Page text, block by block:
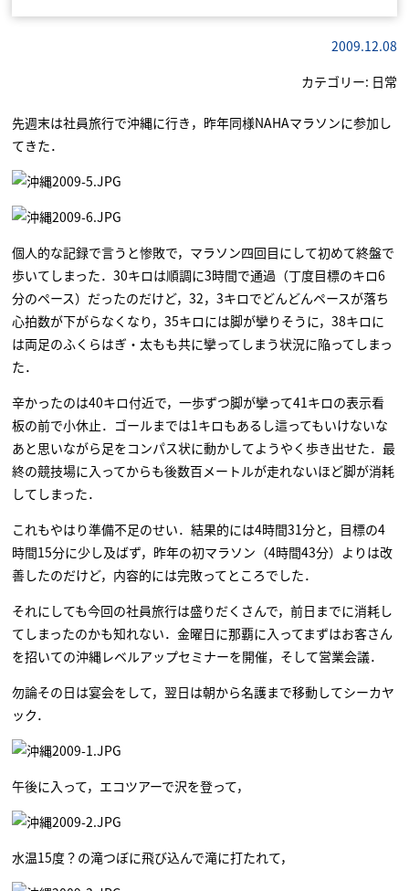
2009.12.08
カテゴリー: 日常
先週末は社員旅行で沖縄に行き，昨年同様NAHAマラソンに参加し
てきた．
個人的な記録で言うと惨敗で，マラソン四回目にして初めて終盤で
歩いてしまった．30キロは順調に3時間で通過（丁度目標のキロ6
分のペース）だったのだけど，32，3キロでどんどんペースが落ち
心拍数が下がらなくなり，35キロには脚が攣りそうに，38キロに
は両足のふくらはぎ・太もも共に攣ってしまう状況に陥ってしまっ
た．
辛かったのは40キロ付近で，一歩ずつ脚が攣って41キロの表示看
板の前で小休止．ゴールまでは1キロもあるし這ってもいけないな
あと思いながら足をコンパス状に動かしてようやく歩き出せた．最
終の競技場に入ってからも後数百メートルが走れないほど脚が消耗
してしまった．
これもやはり準備不足のせい．結果的には4時間31分と，目標の4
時間15分に少し及ばず，昨年の初マラソン（4時間43分）よりは改
善したのだけど，内容的には完敗ってところでした．
それにしても今回の社員旅行は盛りだくさんで，前日までに消耗し
てしまったのかも知れない．金曜日に那覇に入ってまずはお客さん
を招いての沖縄レベルアップセミナーを開催，そして営業会議．
勿論その日は宴会をして，翌日は朝から名護まで移動してシーカヤ
ック．
午後に入って，エコツアーで沢を登って，
水温15度？の滝つぼに飛び込んで滝に打たれて，